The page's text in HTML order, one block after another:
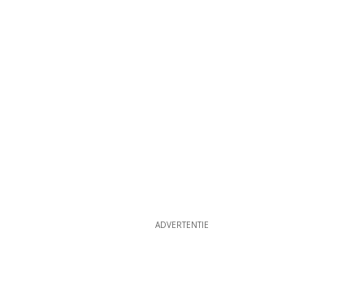
ADVERTENTIE